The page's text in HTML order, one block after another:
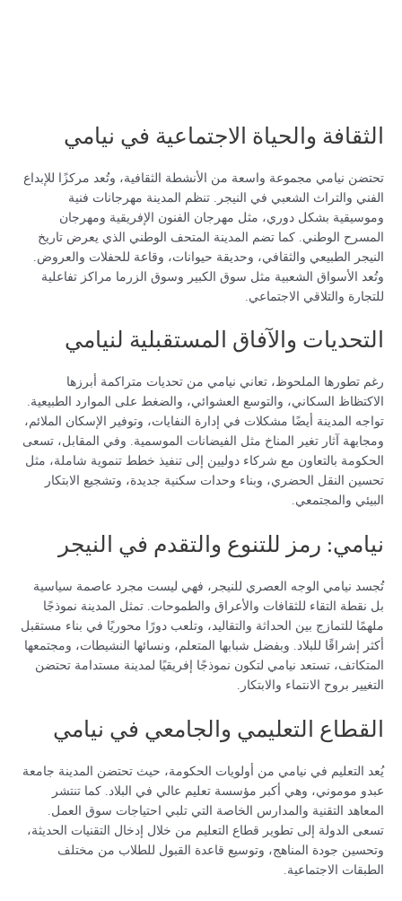
الثقافة والحياة الاجتماعية في نيامي
تحتضن نيامي مجموعة واسعة من الأنشطة الثقافية، وتُعد مركزًا للإبداع
الفني والتراث الشعبي في النيجر. تنظم المدينة مهرجانات فنية
وموسيقية بشكل دوري، مثل مهرجان الفنون الإفريقية ومهرجان
المسرح الوطني. كما تضم المدينة المتحف الوطني الذي يعرض تاريخ
النيجر الطبيعي والثقافي، وحديقة حيوانات، وقاعة للحفلات والعروض.
وتُعد الأسواق الشعبية مثل سوق الكبير وسوق الزرما مراكز تفاعلية
للتجارة والتلاقي الاجتماعي.
التحديات والآفاق المستقبلية لنيامي
رغم تطورها الملحوظ، تعاني نيامي من تحديات متراكمة أبرزها
الاكتظاظ السكاني، والتوسع العشوائي، والضغط على الموارد الطبيعية.
تواجه المدينة أيضًا مشكلات في إدارة النفايات، وتوفير الإسكان الملائم،
ومجابهة آثار تغير المناخ مثل الفيضانات الموسمية. وفي المقابل، تسعى
الحكومة بالتعاون مع شركاء دوليين إلى تنفيذ خطط تنموية شاملة، مثل
تحسين النقل الحضري، وبناء وحدات سكنية جديدة، وتشجيع الابتكار
البيئي والمجتمعي.
نيامي: رمز للتنوع والتقدم في النيجر
تُجسد نيامي الوجه العصري للنيجر، فهي ليست مجرد عاصمة سياسية
بل نقطة التقاء للثقافات والأعراق والطموحات. تمثل المدينة نموذجًا
ملهمًا للتمازج بين الحداثة والتقاليد، وتلعب دورًا محوريًا في بناء مستقبل
أكثر إشراقًا للبلاد. وبفضل شبابها المتعلم، ونسائها النشيطات، ومجتمعها
المتكاتف، تستعد نيامي لتكون نموذجًا إفريقيًا لمدينة مستدامة تحتضن
التغيير بروح الانتماء والابتكار.
القطاع التعليمي والجامعي في نيامي
يُعد التعليم في نيامي من أولويات الحكومة، حيث تحتضن المدينة جامعة
عبدو موموني، وهي أكبر مؤسسة تعليم عالي في البلاد. كما تنتشر
المعاهد التقنية والمدارس الخاصة التي تلبي احتياجات سوق العمل.
تسعى الدولة إلى تطوير قطاع التعليم من خلال إدخال التقنيات الحديثة،
وتحسين جودة المناهج، وتوسيع قاعدة القبول للطلاب من مختلف
الطبقات الاجتماعية.